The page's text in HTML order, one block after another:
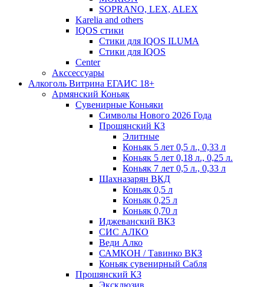
SOPRANO, LEX, ALEX
Karelia and others
IQOS стики
Стики для IQOS ILUMA
Стики для IQOS
Сenter
Акссессуары
Алкоголь Витрина ЕГАИС 18+
Армянский Коньяк
Сувенирные Коньяки
Символы Нового 2026 Года
Прошянский КЗ
Элитные
Коньяк 5 лет 0,5 л., 0,33 л
Коньяк 5 лет 0,18 л., 0,25 л.
Коньяк 7 лет 0,5 л., 0,33 л
Шахназарян ВКД
Коньяк 0,5 л
Коньяк 0,25 л
Коньяк 0,70 л
Иджеванский ВКЗ
СИС АЛКО
Веди Алко
САМКОН / Тавинко ВКЗ
Коньяк сувенирный Сабля
Прошянский КЗ
Эксклюзив